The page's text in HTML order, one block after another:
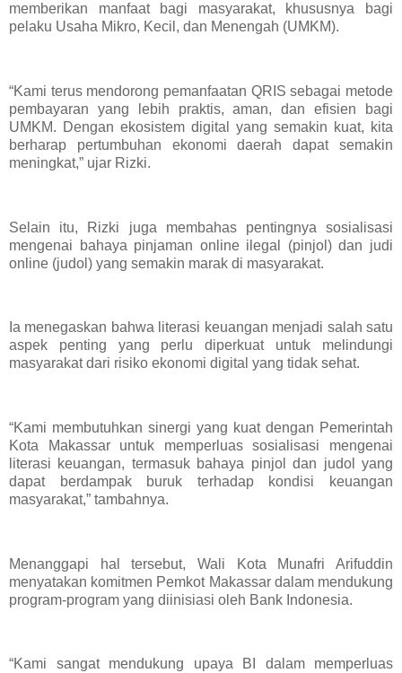
memberikan manfaat bagi masyarakat, khususnya bagi
pelaku Usaha Mikro, Kecil, dan Menengah (UMKM).
“Kami terus mendorong pemanfaatan QRIS sebagai metode
pembayaran yang lebih praktis, aman, dan efisien bagi
UMKM. Dengan ekosistem digital yang semakin kuat, kita
berharap pertumbuhan ekonomi daerah dapat semakin
meningkat,” ujar Rizki.
Selain itu, Rizki juga membahas pentingnya sosialisasi
mengenai bahaya pinjaman online ilegal (pinjol) dan judi
online (judol) yang semakin marak di masyarakat.
Ia menegaskan bahwa literasi keuangan menjadi salah satu
aspek penting yang perlu diperkuat untuk melindungi
masyarakat dari risiko ekonomi digital yang tidak sehat.
“Kami membutuhkan sinergi yang kuat dengan Pemerintah
Kota Makassar untuk memperluas sosialisasi mengenai
literasi keuangan, termasuk bahaya pinjol dan judol yang
dapat berdampak buruk terhadap kondisi keuangan
masyarakat,” tambahnya.
Menanggapi hal tersebut, Wali Kota Munafri Arifuddin
menyatakan komitmen Pemkot Makassar dalam mendukung
program-program yang diinisiasi oleh Bank Indonesia.
“Kami sangat mendukung upaya BI dalam memperluas